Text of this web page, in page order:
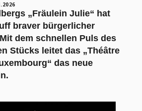
„Fräulein Julie“ hat
braver bürgerlicher
dem schnellen Puls des
Stücks leitet das „Théâtre
das neue